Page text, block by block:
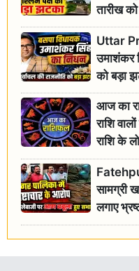
तारीख
Uttar
उमाशंकर
को बड़ा
आज का
राशि
राशि के
सामग्री
लगाए